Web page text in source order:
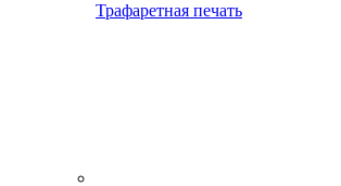
Трафаретная печать